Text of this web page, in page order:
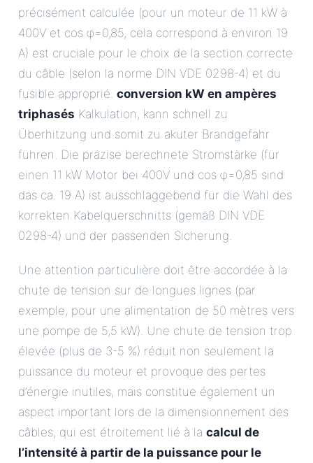
précisément calculée (pour un moteur de 11 kW à
400V et cos φ=0,85, cela correspond à environ 19
A) est cruciale pour le choix de la section correcte
du câble (selon la norme DIN VDE 0298-4) et du
fusible approprié. conversion kW en ampères
triphasés Kalkulation, kann schnell zu
Überhitzung und somit zu akuter Brandgefahr
führen. Die präzise berechnete Stromstärke (für
einen 11 kW Motor bei 400V und cos φ=0,85 sind
das ca. 19 A) ist ausschlaggebend für die Wahl des
korrekten Kabelquerschnitts (gemäß DIN VDE
0298-4) und der passenden Sicherung.
Une attention particulière doit être accordée à la
chute de tension sur de longues lignes (par
exemple, pour une alimentation de 50 mètres vers
une pompe de 5,5 kW). Une chute de tension trop
élevée (plus de 3-5 %) réduit non seulement la
puissance du moteur et provoque des pertes
d’énergie inutiles, mais constitue également un
aspect important lors de la dimensionnement des
câbles, qui est étroitement lié à la calcul de
l’intensité à partir de la puissance pour le